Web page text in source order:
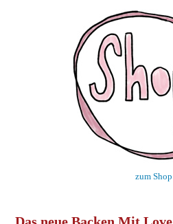
zum Shop
Das neue Backen Mit Love